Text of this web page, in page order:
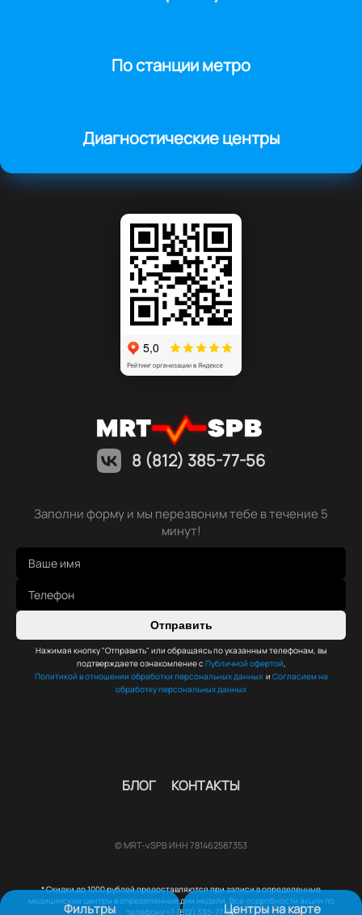
Фильтры Центры на карте
По станции метро
Диагностические центры
8 (812) 385-77-56
Заполни форму и мы перезвоним тебе в течение 5
минут!
Отправить
Нажимая кнопку "Отправить" или обращаясь по указанным телефонам, вы
подтверждаете ознакомление с Публичной офертой,
Политикой в отношении обработки персональных данных и Согласием на
обработку персональных данных
БЛОГ КОНТАКТЫ
© MRT-vSPB ИНН 781462587353
* Скидки до 1000 рублей предоставляются при записи в определенные
медицинские центры в определенные дни недели. Все подробности акции по
телефону +7 (812) 385-77-56